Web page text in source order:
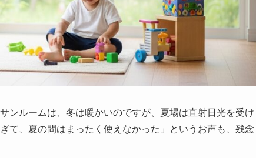
ンルームは、冬は暖かいのですが、夏場は直射日光を受け
て、夏の間はまったく使えなかった」というお声も、残念